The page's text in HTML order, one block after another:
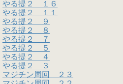
やる提２ １６
やる提２ １１
やる提２ ９
やる提２ ８
やる提２ ７
やる提２ ５
やる提２ ４
やる提２ ３
マジチン周回 ２３